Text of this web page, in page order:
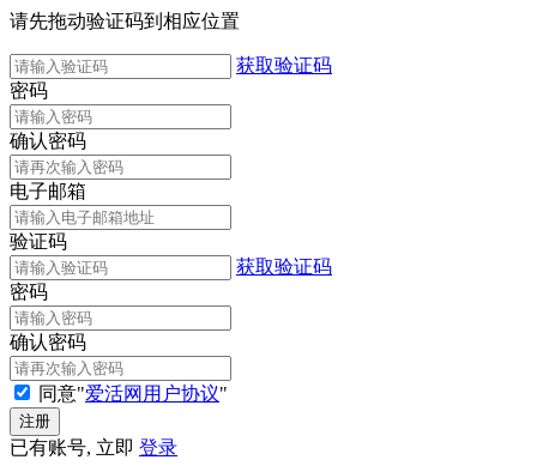
请先拖动验证码到相应位置
获取验证码
密码
确认密码
电子邮箱
验证码
获取验证码
密码
确认密码
同意"爱活网用户协议"
已有账号, 立即 登录